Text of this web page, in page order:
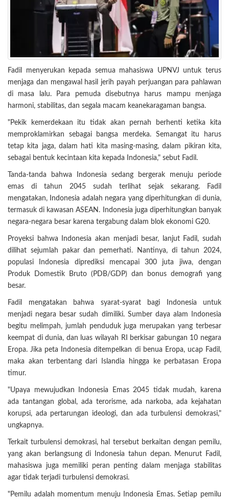
Fadil menyerukan kepada semua mahasiswa UPNVJ untuk terus
menjaga dan mengawal hasil jerih payah perjuangan para pahlawan
di masa lalu. Para pemuda disebutnya harus mampu menjaga
harmoni, stabilitas, dan segala macam keanekaragaman bangsa.
"Pekik kemerdekaan itu tidak akan pernah berhenti ketika kita
memproklamirkan sebagai bangsa merdeka. Semangat itu harus
tetap kita jaga, dalam hati kita masing-masing, dalam pikiran kita,
sebagai bentuk kecintaan kita kepada Indonesia," sebut Fadil.
Tanda-tanda bahwa Indonesia sedang bergerak menuju periode
emas di tahun 2045 sudah terlihat sejak sekarang. Fadil
mengatakan, Indonesia adalah negara yang diperhitungkan di dunia,
termasuk di kawasan ASEAN. Indonesia juga diperhitungkan banyak
negara-negara besar karena tergabung dalam blok ekonomi G20.
Proyeksi bahwa Indonesia akan menjadi besar, lanjut Fadil, sudah
dilihat sejumlah pakar dan pemerhati. Nantinya, di tahun 2024,
populasi Indonesia diprediksi mencapai 300 juta jiwa, dengan
Produk Domestik Bruto (PDB/GDP) dan bonus demografi yang
besar.
Fadil mengatakan bahwa syarat-syarat bagi Indonesia untuk
menjadi negara besar sudah dimiliki. Sumber daya alam Indonesia
begitu melimpah, jumlah penduduk juga merupakan yang terbesar
keempat di dunia, dan luas wilayah RI berkisar gabungan 10 negara
Eropa. Jika peta Indonesia ditempelkan di benua Eropa, ucap Fadil,
maka akan terbentang dari Islandia hingga ke perbatasan Eropa
timur.
"Upaya mewujudkan Indonesia Emas 2045 tidak mudah, karena
ada tantangan global, ada terorisme, ada narkoba, ada kejahatan
korupsi, ada pertarungan ideologi, dan ada turbulensi demokrasi,"
ungkapnya.
Terkait turbulensi demokrasi, hal tersebut berkaitan dengan pemilu,
yang akan berlangsung di Indonesia tahun depan. Menurut Fadil,
mahasiswa juga memiliki peran penting dalam menjaga stabilitas
agar tidak terjadi turbulensi demokrasi.
"Pemilu adalah momentum menuju Indonesia Emas. Setiap pemilu